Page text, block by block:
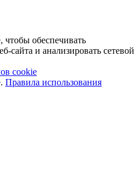
обеспечивать
сайта и анализировать сетевой
cookie
Правила использования